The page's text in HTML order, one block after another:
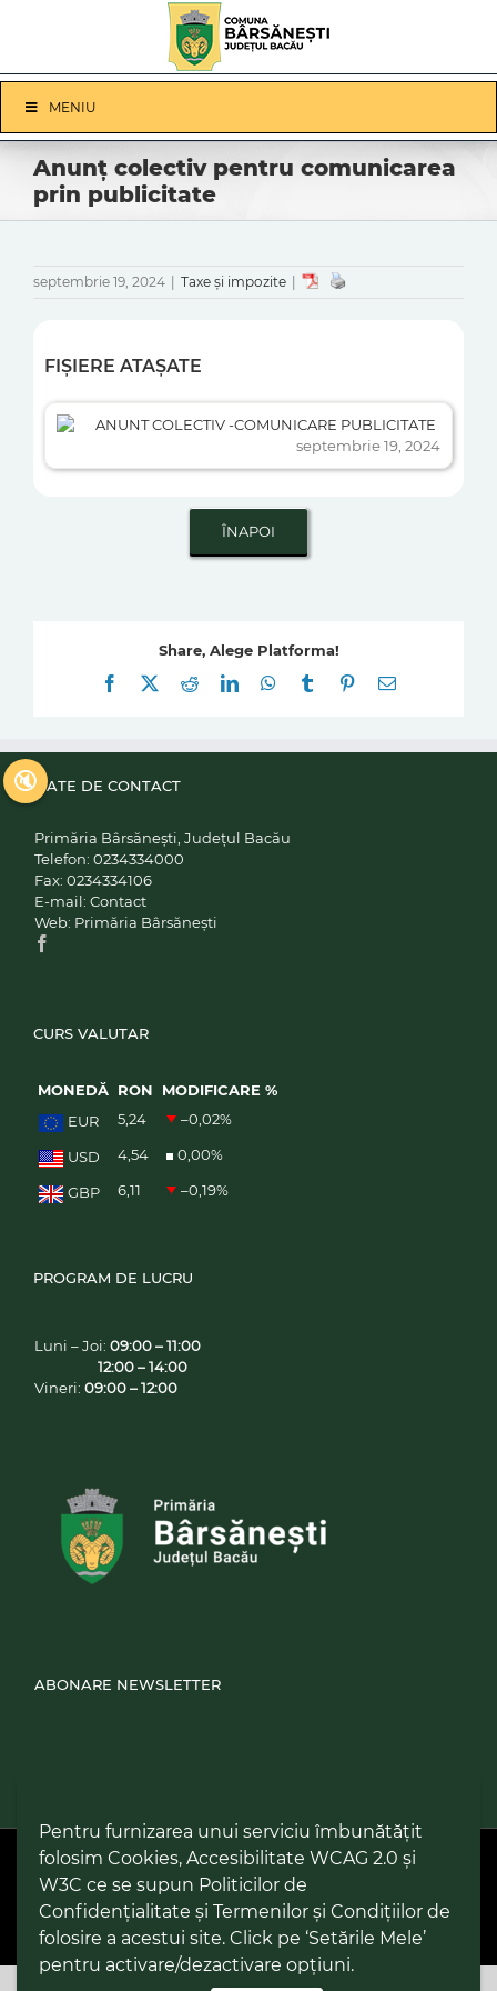
Pentru furnizarea unui serviciu îmbunătățit
folosim Cookies, Accesibilitate WCAG 2.0 și
W3C ce se supun Politicilor de
Confidențialitate și Termenilor și Condițiilor de
folosire a acestui site. Click pe ‘Setările Mele’
pentru activare/dezactivare opțiuni.
Navigation
MENIU
Anunț colectiv pentru comunicarea
prin publicitate
septembrie 19, 2024 Taxe și impozite
FIȘIERE ATAȘATE
ANUNT COLECTIV -COMUNICARE PUBLICITATE
septembrie 19, 2024
Share, Alege Platforma!
Facebook
RedditLinkedInWhatsApp
Tumblr Pinterest
E-
DATE DE CONTACT
Primăria Bârsănești, Județul Bacău
Telefon: 0234334000
Fax: 0234334106
E-mail: Contact
Web: Primăria Bârsănești
CURS VALUTAR
MONEDĂ RON
MODIFICARE %
EUR
5,24 –0,02%
USD 4,54 0,00%
GBP 6,11 –0,19%
PROGRAM DE LUCRU
Luni – Joi: 09:00 – 11:00
12:00 – 14:00
Vineri: 09:00 – 12:00
ABONARE NEWSLETTER
PPW @2026 |Hartă Website|Setări Cookies și Accesibilitate
Politică de utilizare Cookies|Politică de confidențialitate site
Termeni și condiții de utilizare a site-ului
🔇